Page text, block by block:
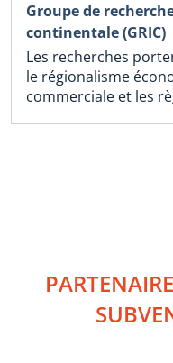
Groupe de
continentale (GRIC)
Les recherches
le régionalisme
commerciale et les